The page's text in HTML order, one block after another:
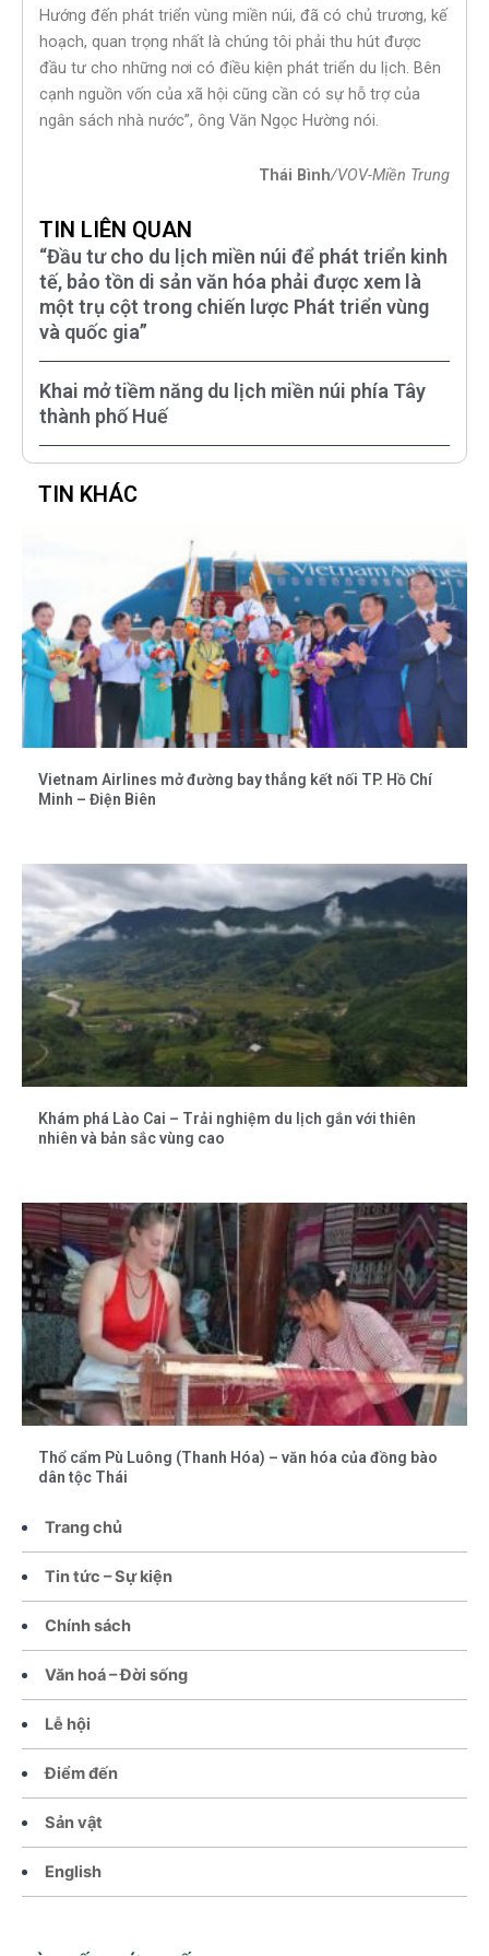
Trang chủ
Tin tức – Sự kiện
Chính sách
Văn hoá – Đời sống
Lễ hội
Điểm đến
Sản vật
English
Hướng đến phát triển vùng miền núi, đã có chủ trương, kế
hoạch, quan trọng nhất là chúng tôi phải thu hút được
đầu tư cho những nơi có điều kiện phát triển du lịch. Bên
cạnh nguồn vốn của xã hội cũng cần có sự hỗ trợ của
ngân sách nhà nước”, ông Văn Ngọc Hường nói.
Thái Bình/VOV-Miền Trung
TIN LIÊN QUAN
“Đầu tư cho du lịch miền núi để phát triển kinh
tế, bảo tồn di sản văn hóa phải được xem là
một trụ cột trong chiến lược Phát triển vùng
và quốc gia”
Khai mở tiềm năng du lịch miền núi phía Tây
thành phố Huế
TIN KHÁC
Vietnam Airlines mở đường bay thẳng kết nối TP. Hồ Chí
Minh – Điện Biên
Khám phá Lào Cai – Trải nghiệm du lịch gắn với thiên
nhiên và bản sắc vùng cao
Thổ cẩm Pù Luông (Thanh Hóa) – văn hóa của đồng bào
dân tộc Thái